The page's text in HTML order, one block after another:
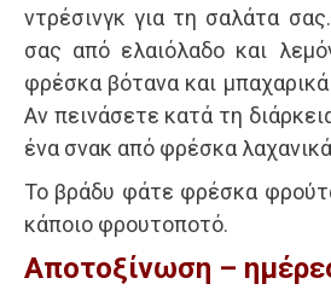
ντρέσινγκ για τη σαλάτα
σας από ελαιόλαδο και
φρέσκα βότανα και
Αν πεινάσετε κατά τη
ένα σνακ από φρέσκα
Το βράδυ φάτε φρέσκα
κάποιο φρουτοποτό.
Αποτοξίνωση –